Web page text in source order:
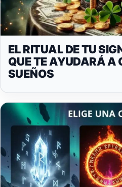
EL RITUAL DE TU
QUE TE AYUDARÁ A
SUEÑOS